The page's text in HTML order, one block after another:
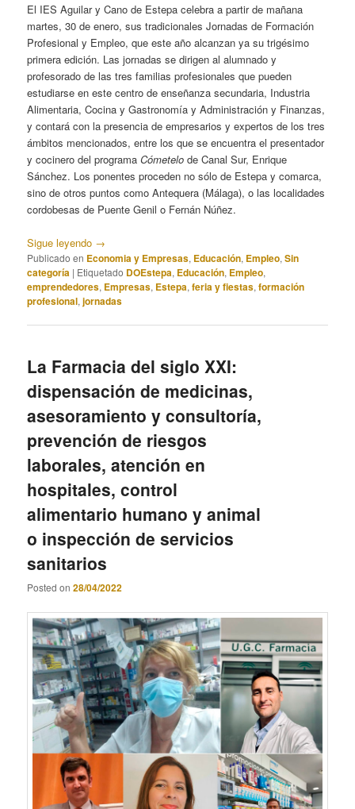
El IES Aguilar y Cano de Estepa celebra a partir de mañana
martes, 30 de enero, sus tradicionales Jornadas de Formación
Profesional y Empleo, que este año alcanzan ya su trigésimo
primera edición. Las jornadas se dirigen al alumnado y
profesorado de las tres familias profesionales que pueden
estudiarse en este centro de enseñanza secundaria, Industria
Alimentaria, Cocina y Gastronomía y Administración y Finanzas,
y contará con la presencia de empresarios y expertos de los tres
ámbitos mencionados, entre los que se encuentra el presentador
y cocinero del programaCómetelo de Canal Sur, Enrique
Sánchez. Los ponentes proceden no sólo de Estepa y comarca,
sino de otros puntos como Antequera (Málaga), o las localidades
cordobesas de Puente Genil o Fernán Núñez.
Sigue leyendo →
Publicado en Economia y Empresas, Educación, Empleo,Sin
categoría | Etiquetado DOEstepa, Educación, Empleo,
emprendedores, Empresas, Estepa,feria y fiestas,formación
profesional,jornadas
La Farmacia del siglo XXI:
dispensación de medicinas,
asesoramiento y consultoría,
prevención de riesgos
laborales, atención en
hospitales, control
alimentario humano y animal
o inspección de servicios
sanitarios
Posted on28/04/2022